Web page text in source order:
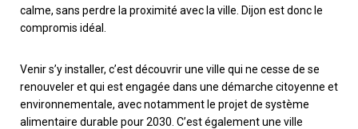
calme, sans perdre la proximité avec la ville. Dijon est donc le
compromis idéal.
Venir s’y installer, c’est découvrir une ville qui ne cesse de se
renouveler et qui est engagée dans une démarche citoyenne et
environnementale, avec notamment le projet de système
alimentaire durable pour 2030. C’est également une ville